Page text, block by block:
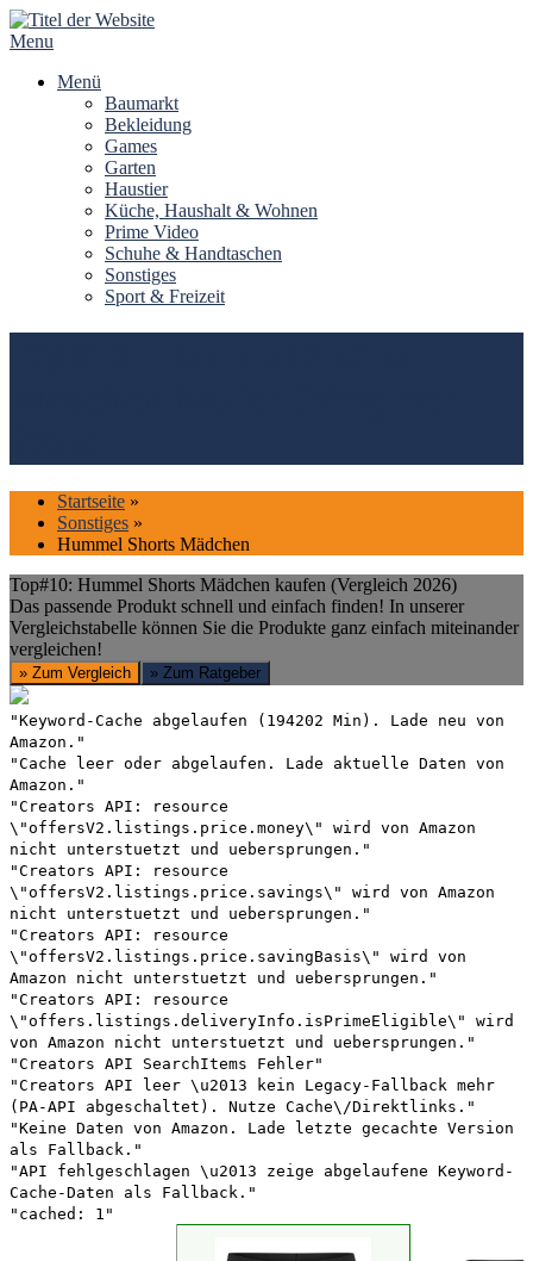
Skip
to
Menu
Menü
Baumarkt
Bekleidung
Games
Garten
Haustier
Küche, Haushalt & Wohnen
Prime Video
Schuhe & Handtaschen
Sonstiges
Sport & Freizeit
Startseite »
Sonstiges »
Hummel Shorts Mädchen
Top#10: Hummel Shorts Mädchen kaufen (Vergleich 2026)
Das passende Produkt schnell und einfach finden! In unserer
Vergleichstabelle können Sie die Produkte ganz einfach miteinander
vergleichen!
» Zum Vergleich » Zum Ratgeber
"Keyword-Cache abgelaufen (194202 Min). Lade neu von
Amazon."
"Cache leer oder abgelaufen. Lade aktuelle Daten von
Amazon."
"Creators API: resource
\"offersV2.listings.price.money\" wird von Amazon
nicht unterstuetzt und uebersprungen."
"Creators API: resource
\"offersV2.listings.price.savings\" wird von Amazon
nicht unterstuetzt und uebersprungen."
"Creators API: resource
\"offersV2.listings.price.savingBasis\" wird von
Amazon nicht unterstuetzt und uebersprungen."
"Creators API: resource
\"offers.listings.deliveryInfo.isPrimeEligible\" wird
von Amazon nicht unterstuetzt und uebersprungen."
"Creators API SearchItems Fehler"
"Creators API leer \u2013 kein Legacy-Fallback mehr
(PA-API abgeschaltet). Nutze Cache\/Direktlinks."
"Keine Daten von Amazon. Lade letzte gecachte Version
als Fallback."
"API fehlgeschlagen \u2013 zeige abgelaufene Keyword-
Cache-Daten als Fallback."
"cached: 1"